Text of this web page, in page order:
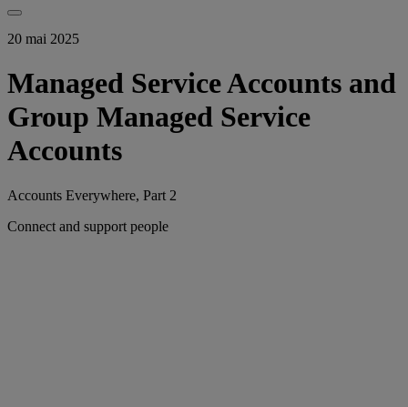
20 mai 2025
Managed Service Accounts and
Group Managed Service
Accounts
Accounts Everywhere, Part 2
Connect and support people